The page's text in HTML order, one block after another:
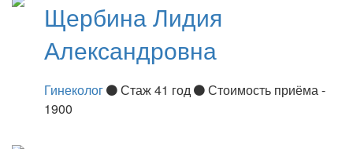
ЩербинаЛидия
Александровна
Гинеколог Стаж 41 год
Стоимость приёма -
1900